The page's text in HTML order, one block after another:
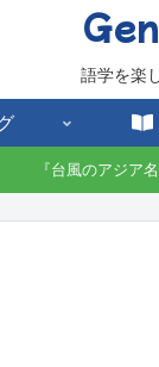
語学を楽
『台風のアジア